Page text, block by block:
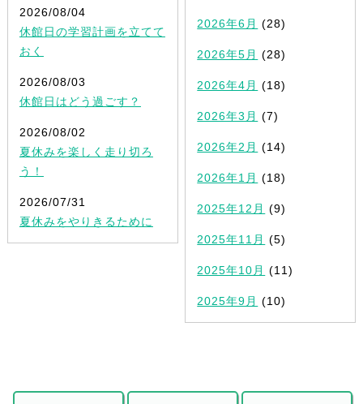
2026/08/04
休館日の学習計画を立てて
おく
2026/08/03
休館日はどう過ごす？
2026/08/02
夏休みを楽しく走り切ろ
う！
2026/07/31
夏休みをやりきるために
2026年6月 (28)
2026年5月 (28)
2026年4月 (18)
2026年3月 (7)
2026年2月 (14)
2026年1月 (18)
2025年12月 (9)
2025年11月 (5)
2025年10月 (11)
2025年9月 (10)